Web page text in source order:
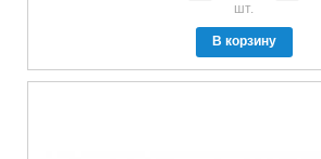
шт.
В корзину